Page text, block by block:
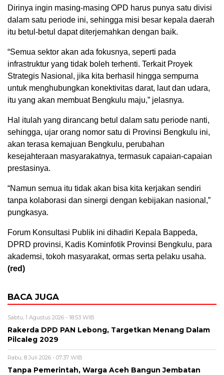
Dirinya ingin masing-masing OPD harus punya satu divisi
dalam satu periode ini, sehingga misi besar kepala daerah
itu betul-betul dapat diterjemahkan dengan baik.
“Semua sektor akan ada fokusnya, seperti pada
infrastruktur yang tidak boleh terhenti. Terkait Proyek
Strategis Nasional, jika kita berhasil hingga sempurna
untuk menghubungkan konektivitas darat, laut dan udara,
itu yang akan membuat Bengkulu maju,” jelasnya.
Hal itulah yang dirancang betul dalam satu periode nanti,
sehingga, ujar orang nomor satu di Provinsi Bengkulu ini,
akan terasa kemajuan Bengkulu, perubahan
kesejahteraan masyarakatnya, termasuk capaian-capaian
prestasinya.
“Namun semua itu tidak akan bisa kita kerjakan sendiri
tanpa kolaborasi dan sinergi dengan kebijakan nasional,”
pungkasya.
Forum Konsultasi Publik ini dihadiri Kepala Bappeda,
DPRD provinsi, Kadis Kominfotik Provinsi Bengkulu, para
akademsi, tokoh masyarakat, ormas serta pelaku usaha.
(red)
BACA JUGA
Sabtu, 1 Agustus 2026 - 18:53 WIB
Rakerda DPD PAN Lebong, Targetkan Menang Dalam
Pilcaleg 2029
Rabu, 8 Juli 2026 - 07:37 WIB
Tanpa Pemerintah, Warga Aceh Bangun Jembatan